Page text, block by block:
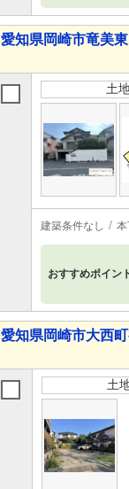
愛知県岡崎市竜美
土
建築条件なし
おすすめポイン
愛知県岡崎市大西
土